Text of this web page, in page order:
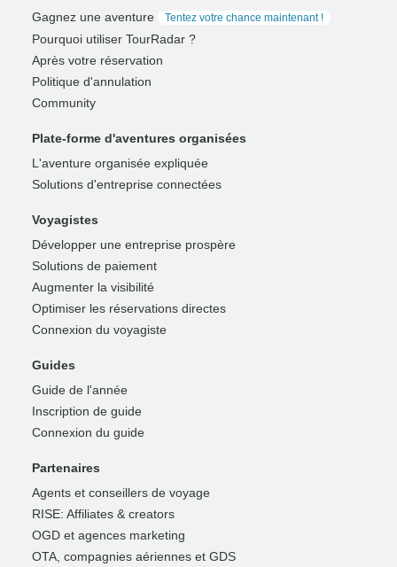
Gagnez une aventure
Tentez votre chance maintenant !
Pourquoi utiliser TourRadar ?
Après votre réservation
Politique d'annulation
Community
Plate-forme d'aventures organisées
L'aventure organisée expliquée
Solutions d'entreprise connectées
Voyagistes
Développer une entreprise prospère
Solutions de paiement
Augmenter la visibilité
Optimiser les réservations directes
Connexion du voyagiste
Guides
Guide de l'année
Inscription de guide
Connexion du guide
Partenaires
Agents et conseillers de voyage
RISE: Affiliates & creators
OGD et agences marketing
OTA, compagnies aériennes et GDS